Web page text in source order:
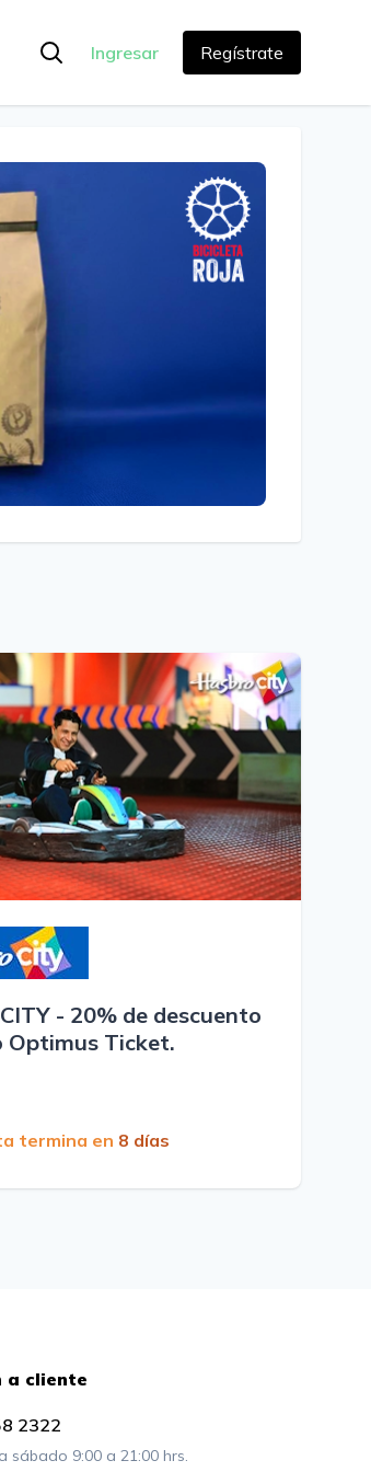
Ingresar Regístrate
- 20% de descuento
Optimus Ticket.
termina en 8 días
a cliente
2322
sábado 9:00 a 21:00 hrs.